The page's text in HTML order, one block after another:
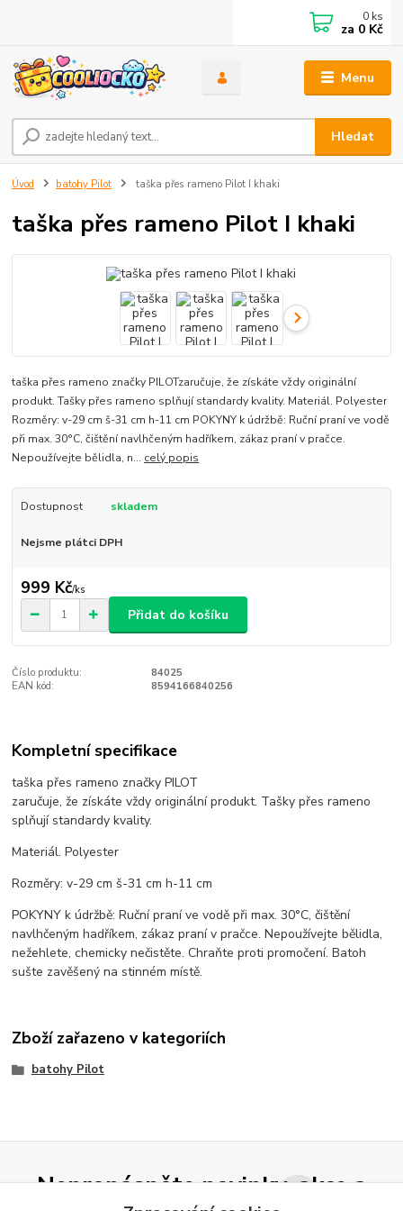
Menu
Hledat
0 ks
za 0 Kč
Úvod batohy Pilot taška přes rameno Pilot I khaki
taška přes rameno Pilot I khaki
taška přes rameno značky PILOTzaručuje, že získáte vždy originální
produkt. Tašky přes rameno splňují standardy kvality. Materiál. Polyester
Rozměry: v-29 cm š-31 cm h-11 cm POKYNY k údržbě: Ruční praní ve vodě
při max. 30°C, čištění navlhčeným hadříkem, zákaz praní v pračce.
Nepoužívejte bělidla, n... celý popis
Dostupnost skladem
Nejsme plátci DPH
999 Kč/ks
Přidat do košíku
Číslo produktu:
84025
EAN kód:
8594166840256
Kompletní specifikace
taška přes rameno značky PILOT
zaručuje, že získáte vždy originální produkt. Tašky přes rameno
splňují standardy kvality.
Materiál. Polyester
Rozměry: v-29 cm š-31 cm h-11 cm
POKYNY k údržbě: Ruční praní ve vodě při max. 30°C, čištění
navlhčeným hadříkem, zákaz praní v pračce. Nepoužívejte bělidla,
nežehlete, chemicky nečistěte. Chraňte proti promočení. Batoh
sušte zavěšený na stinném místě.
Zboží zařazeno v kategoriích
batohy Pilot
Nepropásněte novinky, akce a